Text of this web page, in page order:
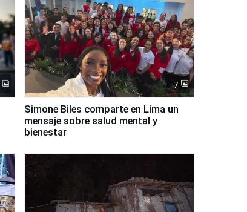
7
Simone Biles comparte en Lima un
mensaje sobre salud mental y
bienestar